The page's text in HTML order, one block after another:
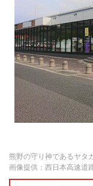
熊野の守り神であるヤタ
画像提供：西日本高速道